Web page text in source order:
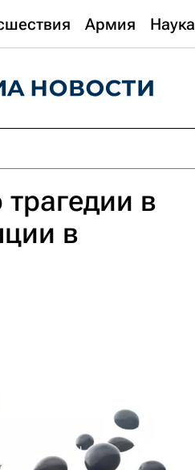
Армия Наука
в
в